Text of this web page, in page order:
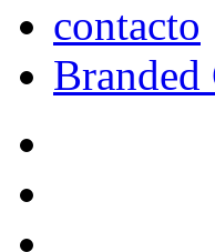
contacto
Branded